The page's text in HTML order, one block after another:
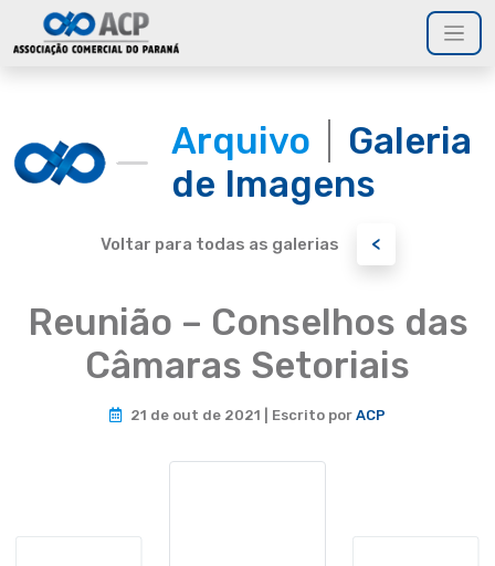
Arquivo
Galeria
de Imagens
Voltar para todas as galerias <
Reunião – Conselhos das
Câmaras Setoriais
21 de out de 2021 | Escrito por ACP